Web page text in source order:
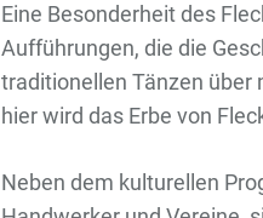
Eine Besonderheit des
Aufführungen, die die
traditionellen Tänzen über
hier wird das Erbe von
Neben dem kulturellen